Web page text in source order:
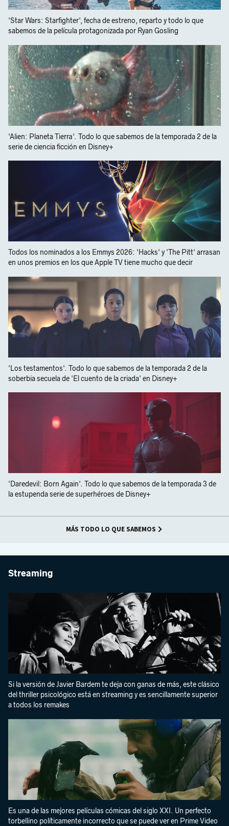
'Star Wars: Starfighter', fecha de estreno, reparto y todo lo que
sabemos de la película protagonizada por Ryan Gosling
'Alien: Planeta Tierra'. Todo lo que sabemos de la temporada 2 de la
serie de ciencia ficción en Disney+
Todos los nominados a los Emmys 2026: 'Hacks' y 'The Pitt' arrasan
en unos premios en los que Apple TV tiene mucho que decir
'Los testamentos'. Todo lo que sabemos de la temporada 2 de la
soberbia secuela de 'El cuento de la criada' en Disney+
'Daredevil: Born Again'. Todo lo que sabemos de la temporada 3 de
la estupenda serie de superhéroes de Disney+
MÁS TODO LO QUE SABEMOS
Streaming
Si la versión de Javier Bardem te deja con ganas de más, este clásico
del thriller psicológico está en streaming y es sencillamente superior
a todos los remakes
Es una de las mejores películas cómicas del siglo XXI. Un perfecto
torbellino políticamente incorrecto que se puede ver en Prime Video